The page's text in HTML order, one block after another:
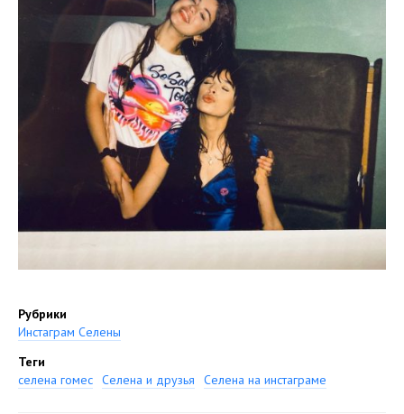
Рубрики
Инстаграм Селены
Теги
селена гомес Селена и друзья Селена на инстаграме